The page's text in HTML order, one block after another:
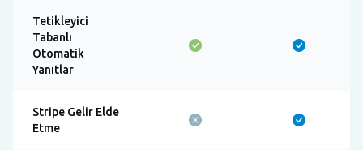
Tetikleyici
Tabanlı
Otomatik
Yanıtlar
Stripe Gelir Elde
Etme